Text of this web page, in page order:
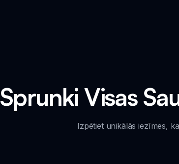
Sprunki Visas
Izpētiet unikālās iezīmes,